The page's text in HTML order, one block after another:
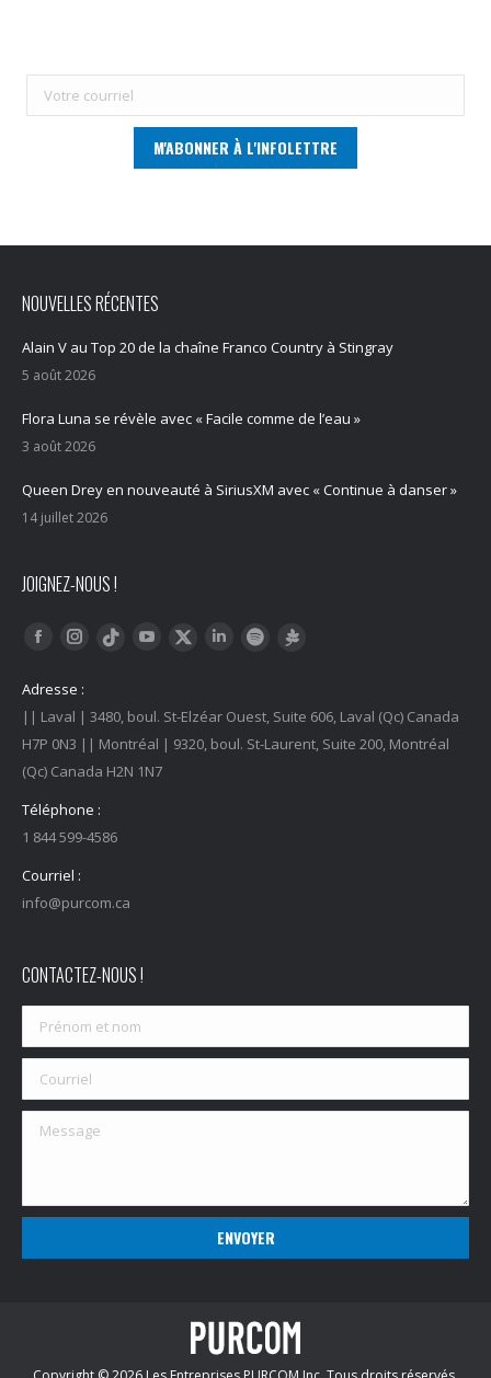
NOUVELLES RÉCENTES
Alain V au Top 20 de la chaîne Franco Country à Stingray
5 août 2026
Flora Luna se révèle avec « Facile comme de l’eau »
3 août 2026
Queen Drey en nouveauté à SiriusXM avec « Continue à danser »
14 juillet 2026
JOIGNEZ-NOUS !
Trouvez nous sur :
FacebookInstagram
Tiktok YouTubeTwitter LinkedInSpotify
Adresse :
|| Laval | 3480, boul. St-Elzéar Ouest, Suite 606, Laval (Qc) Canada
H7P 0N3 || Montréal | 9320, boul. St-Laurent, Suite 200, Montréal
(Qc) Canada H2N 1N7
Téléphone :
1 844 599-4586
Courriel :
info@purcom.ca
CONTACTEZ-NOUS !